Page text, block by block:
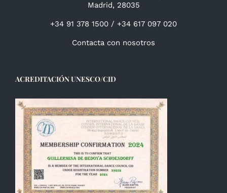
Madrid, 28035
+34 91 378 1500 / +34 617 097 020
Contacta con nosotros
ACREDITACIÓN UNESCO/CID